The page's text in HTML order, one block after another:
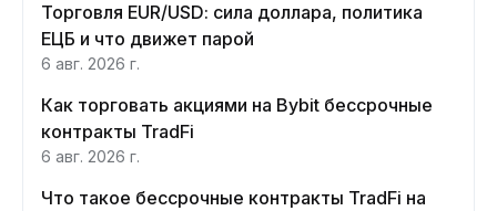
Торговля EUR/USD: сила доллара, политика
ЕЦБ и что движет парой
6 авг. 2026 г.
Как торговать акциями на Bybit бессрочные
контракты TradFi
6 авг. 2026 г.
Что такое бессрочные контракты TradFi на